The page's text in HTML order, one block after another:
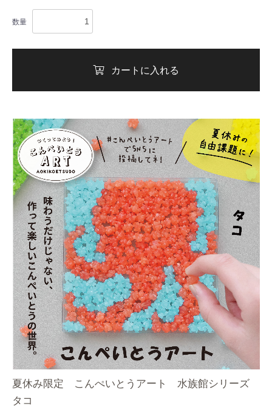
数量
カートに入れる
夏休み限定 こんぺいとうアート 水族館シリーズ
タコ